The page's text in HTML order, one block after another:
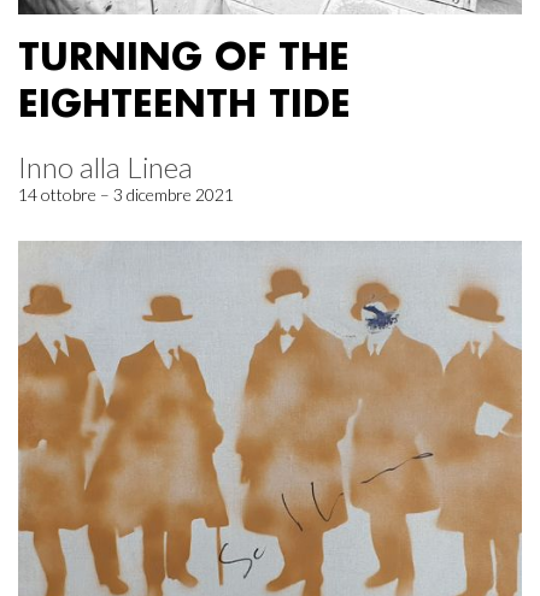
TURNING OF THE
EIGHTEENTH TIDE
Inno alla Linea
14 ottobre – 3 dicembre 2021